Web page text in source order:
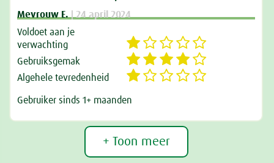
Mevrouw E.
| 24 april 2024
Voldoet aan je
verwachting
Gebruiksgemak
Algehele tevredenheid
Gebruiker sinds 1+ maanden
+ Toon meer